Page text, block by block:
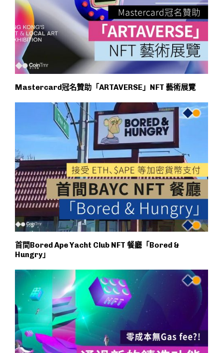
Mastercard冠名贊助「ARTAVERSE」NFT 藝術展覽
首間Bored Ape Yacht Club NFT 餐廳「Bored &
Hungry」